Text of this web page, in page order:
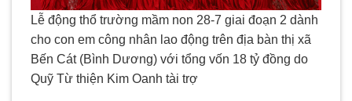
Lễ động thổ trường mầm non 28-7 giai đoạn 2 dành
cho con em công nhân lao động trên địa bàn thị xã
Bến Cát (Bình Dương) với tổng vốn 18 tỷ đồng do
Quỹ Từ thiện Kim Oanh tài trợ